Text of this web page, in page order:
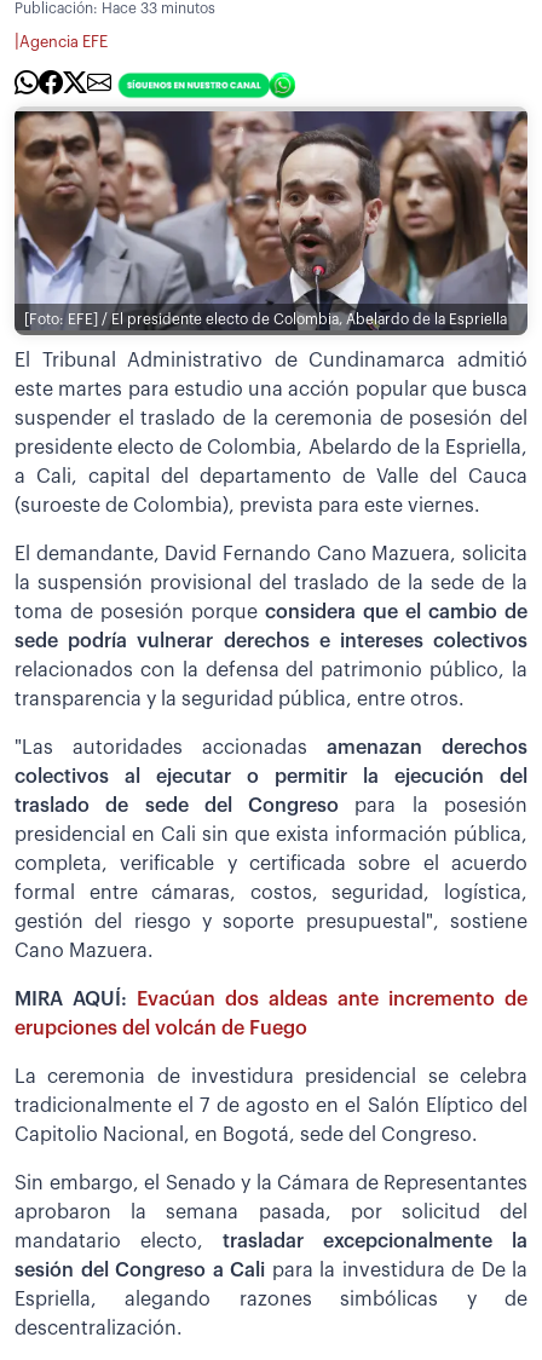
Publicación: Hace 33 minutos
Agencia EFE
[Foto: EFE] / El presidente electo de Colombia, Abelardo de la Espriella
El Tribunal Administrativo de Cundinamarca admitió
este martes para estudio una acción popular que busca
suspender el traslado de la ceremonia de posesión del
presidente electo de Colombia, Abelardo de la Espriella,
a Cali, capital del departamento de Valle del Cauca
(suroeste de Colombia), prevista para este viernes.
El demandante, David Fernando Cano Mazuera, solicita
la suspensión provisional del traslado de la sede de la
toma de posesión porque considera que el cambio de
sede podría vulnerar derechos e intereses colectivos
relacionados con la defensa del patrimonio público, la
transparencia y la seguridad pública, entre otros.
"Las autoridades accionadas amenazan derechos
colectivos al ejecutar o permitir la ejecución del
traslado de sede del Congreso para la posesión
presidencial en Cali sin que exista información pública,
completa, verificable y certificada sobre el acuerdo
formal entre cámaras, costos, seguridad, logística,
gestión del riesgo y soporte presupuestal", sostiene
Cano Mazuera.
MIRA AQUÍ:
Evacúan dos aldeas ante incremento de
erupciones del volcán de Fuego
La ceremonia de investidura presidencial se celebra
tradicionalmente el 7 de agosto en el Salón Elíptico del
Capitolio Nacional, en Bogotá, sede del Congreso.
Sin embargo, el Senado y la Cámara de Representantes
aprobaron la semana pasada, por solicitud del
mandatario electo, trasladar excepcionalmente la
sesión del Congreso a Cali para la investidura de De la
Espriella, alegando razones simbólicas y de
descentralización.